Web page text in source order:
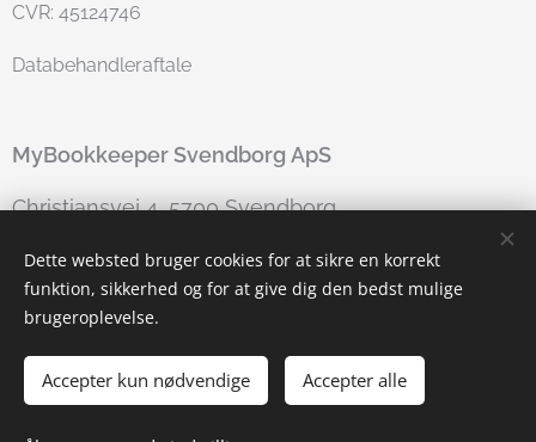
CVR: 45124746
Databehandleraftale
MyBookkeeper Svendborg ApS
Christiansvej 4, 5700 Svendborg
+45 42797135
CVR:46629205
Databehandleraftale
Dette websted bruger cookies for at sikre en korrekt
funktion, sikkerhed og for at give dig den bedst mulige
brugeroplevelse.
Accepter kun nødvendige Accepter alle